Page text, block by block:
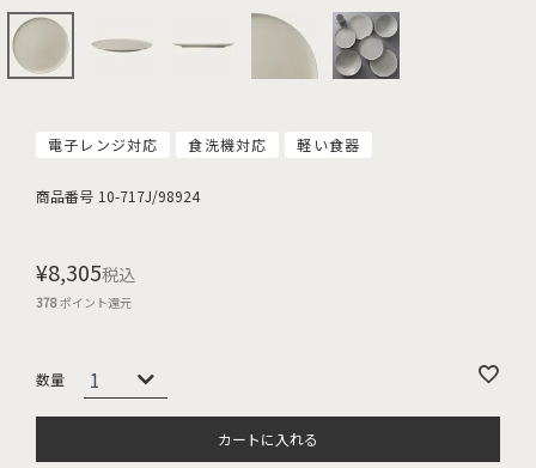
電子レンジ対応 食洗機対応 軽い食器
商品番号 10-717J/98924
¥8,305税込
378ポイント還元
カートに入れる